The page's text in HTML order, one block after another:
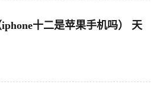
十二是苹果手机吗） 天